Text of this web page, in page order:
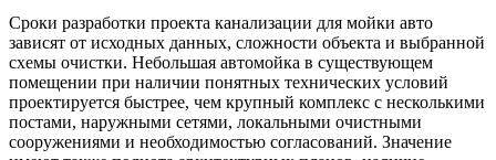
Сроки разработки проекта канализации для мойки авто
зависят от исходных данных, сложности объекта и выбранной
схемы очистки. Небольшая автомойка в существующем
помещении при наличии понятных технических условий
проектируется быстрее, чем крупный комплекс с несколькими
постами, наружными сетями, локальными очистными
сооружениями и необходимостью согласований. Значение